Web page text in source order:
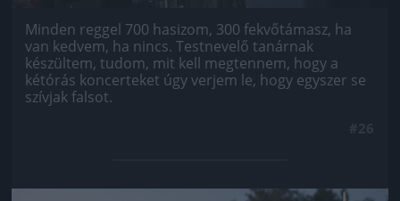
Minden reggel 700 hasizom, 300 fekvőtámasz, ha
van kedvem, ha nincs. Testnevelő tanárnak
készültem, tudom, mit kell megtennem, hogy a
kétórás koncerteket úgy verjem le, hogy egyszer se
szívjak falsot.